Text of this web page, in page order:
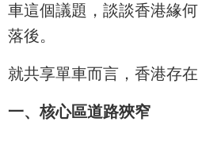
車這個議題，談談香港緣
落後。
就共享單車而言，香港存在
一、核心區道路狹窄